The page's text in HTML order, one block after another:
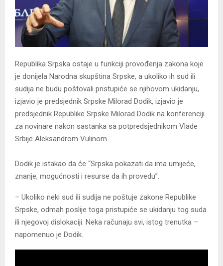
Republika Srpska ostaje u funkciji provođenja zakona koje
je donijela Narodna skupština Srpske, a ukoliko ih sud ili
sudija ne budu poštovali pristupiće se njihovom ukidanju,
izjavio je predsjednik Srpske Milorad Dodik, izjavio je
predsjednik Republike Srpske Milorad Dodik na konferenciji
za novinare nakon sastanka sa potpredsjednikom Vlade
Srbije Aleksandrom Vulinom.
Dodik je istakao da će “Srpska pokazati da ima umijeće,
znanje, mogućnosti i resurse da ih provedu”.
– Ukoliko neki sud ili sudija ne poštuje zakone Republike
Srpske, odmah poslije toga pristupiće se ukidanju tog suda
ili njegovoj dislokaciji. Neka računaju svi, istog trenutka –
napomenuo je Dodik.